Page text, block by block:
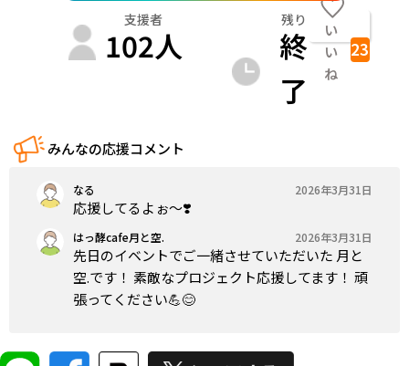
支援者
102人
残り
終
了
い
い
ね
23
みんなの応援コメント
なる 2026年3月31日
応援してるよぉ〜❣️
はっ酵cafe月と空. 2026年3月31日
先日のイベントでご一緒させていただいた 月と
空.です！ 素敵なプロジェクト応援してます！ 頑
張ってください💪😊